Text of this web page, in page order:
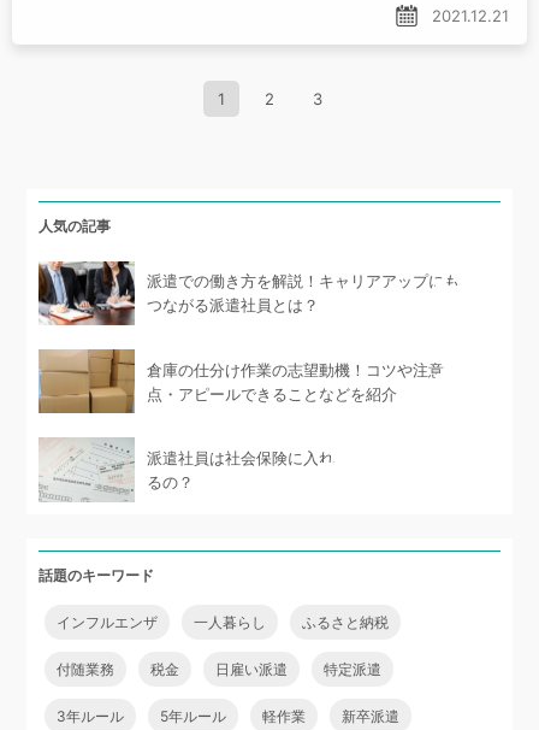
2021.12.21
1 2 3
人気の記事
派遣での働き方を解説！キャリアアップにも
つながる派遣社員とは？
倉庫の仕分け作業の志望動機！コツや注意
点・アピールできることなどを紹介
派遣社員は社会保険に入れ
るの？
話題のキーワード
インフルエンザ 一人暮らし ふるさと納税
付随業務 税金 日雇い派遣 特定派遣
3年ルール 5年ルール 軽作業 新卒派遣